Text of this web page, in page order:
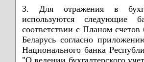
3. Для отражения в
используются следующие
соответствии с Планом счетов
Беларусь согласно
Национального банка
"О ведении бухгалтерского